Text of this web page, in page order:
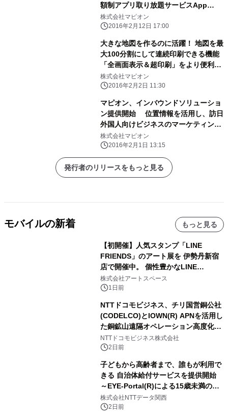
額制アプリ取り放題サービスApp
Passで配信開始 ～ ジョギングや通勤
通学、災害時の避難など、ルート確認
株式会社マピオン
2016年2月12日 17:00
大きな地図を作るのに活躍！ 地図を最
大100分割にして連続印刷できる機能
「全画面表示＆超印刷」をより便利に
リニューアル ～ Mac対応、用紙サイ
ズ・用紙向きの選択が可能に ～
株式会社マピオン
2016年2月2日 11:30
マピオン、インバウンドソリューショ
ン提供開始 位置情報を活用し、訪日
外国人向けビジネスのマーケティング
を支援 多言語地図と解析ツールで、
店舗・拠点の表示と行動ログを解析
株式会社マピオン
2016年2月1日 13:15
発行者のリリースをもっと見る
モバイルの新着 もっと見る
【初開催】人気スタンプ「LINE
FRIENDS」のアート展を 伊勢丹新宿
店で開催中。 個性豊かなLINE
FRIENDSの仲間たちが インテリアア
ートとして新たな魅力を発信。
株式会社アートスペース
1日前
NTTドコモビジネス、チリ国営銅公社
(CODELCO)とIOWN(R) APNを活用し
た銅鉱山遠隔オペレーション高度化に
向けた調査・実証を開始
NTTドコモビジネス株式会社
2日前
子どもから高齢者まで、誰もが利用で
きる 自治体給付サービスを提供開始
～EYE-Portal(R)による15歳未満の本
人認証と デジタルデバイド対策で実現
～
株式会社NTTデータ関西
2日前